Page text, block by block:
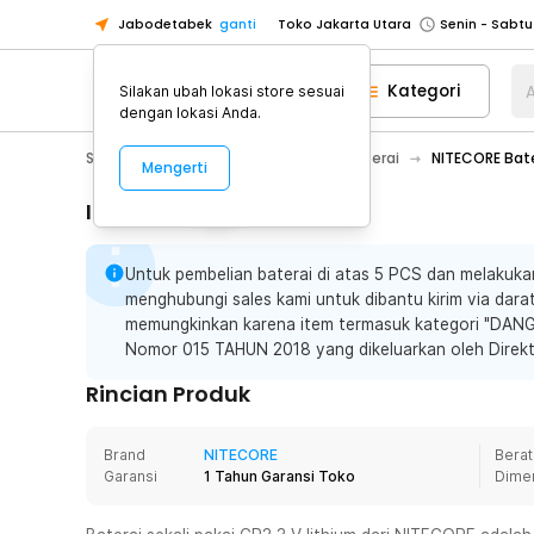
Jabodetabek ganti Toko Jakarta Utara
Toko Tangerang
Toko Cikupa
Pick n Go Jakarta Barat
Senin -
Pick n Go Bekasi
Senin - Jumat
Senin - Jumat
Senin -
Toko Jakarta Barat
Senin -
Toko Jakarta Utara
Toko Tangerang
Senin -
Senin - Jumat
Kategori
Sport & Outdoor Baterai NITECORE
Informasi Penting
Untuk pembelian baterai di atas 5 PCS dan
menghubungi sales kami untuk dibantu kirim via
memungkinkan karena item termasuk kategori
Nomor 015 TAHUN 2018 yang dikeluarkan oleh
Rincian Produk
Brand
NITECORE
Garansi
1 Tahun Garansi Toko
Silakan ubah lokasi store sesuai
dengan lokasi Anda.
Mengerti